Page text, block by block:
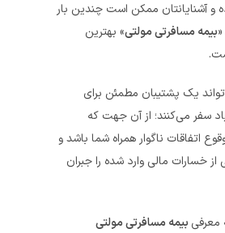
ممکن است چندين بار
مولتی» بهترین
پشتیبان مطمئن برای
می‌کنند؛ از آن جهت که
ناگوار همراه شما باشد و
مالی وارد شده را جبران
بیمه مسافرتی مولتی